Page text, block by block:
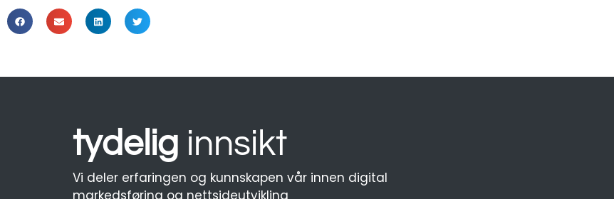
tydelig innsikt
Vi deler erfaringen og kunnskapen vår innen digital